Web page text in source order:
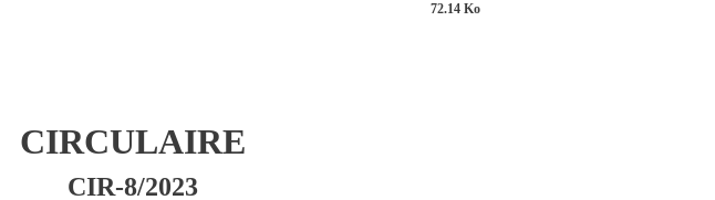
72.14 Ko
CIRCULAIRE
CIR-8/2023